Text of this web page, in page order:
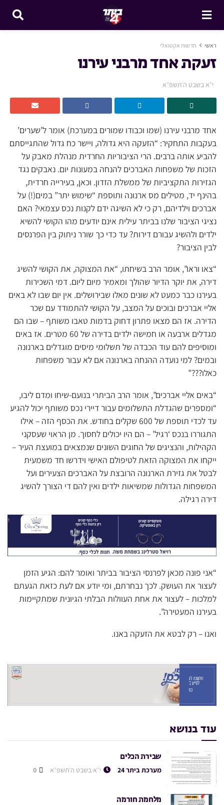
ראשי חדשות אקטואלי
זעקת אחד מרבני עירנו
י״א בשבט ה׳תשפ״א
אחד מרבני עירנו (שמו וכבודו שמורים במערכת) אומר ל’שערים’
בעקבות התחקיר: “הזעקה היא גדולה, ויישר כח גדול שהתגייסתם
להביע אותה ברבים. הרי הציבוריות החרדית מנהלת מאבק על
הזכות של משפחות האברכים להנחה במעונות יום. נאבקים נגד
הגזירות התקציביות של ממשלת הזדון. וכאן, בעירייה חרדית,
בהינף יד, מטילים מס ארנונה ותוספת “שימוש יתר” במים(!) על
אברכים וילדיהם, רק כי לא השיגה ידם לקנות נכס עצמאי? האם
נציגי הציבור שלנו בביתר עילית אינם יודעים מהו הקושי להשיא
ילדים ולהשיג עבורם דירות? עד כדי כך שורר ניתוק בין הפרנסים
לבין הציבור?
“צאו וראו”, אומר הרב בשיחתו, “את המצוקה, את הקושי להשיג
דירה, את יוקר הדיור שהולך ומאמיר מיום ליום. דמי השכירות
בעירנו כבר כמעט לא שונים מאלו שבירושלים. אין יום שבו לא באים
אליי אברכים ובוכים על המצב, על הקושי להתמודד עם שכר
הדירה. אז הם מצאו פתרון דחוק בדמות טאבו משותף – שבו הם
מגדלים ארבעה או חמישה ילדים בדירה של 60 מטרים. אז באים
ומוסיפים להם עוד הכבדה של תשלומי מיסים מוגדלים בארנונה
ובמים? למי נועדה ההנחה בארנונה אם לא עבור משפחות
כאלו???”
“באים אליי אברכים”, אומר הרב הביתרי בנועם-שיחו ומדם ליבו,
“ומספרים שהגדלת התשלומים עבור דיירי נכס משותף יכול להגיע
עד לכדי תוספת של 600 שקלים בחודש. את הכסף הזה – אילו
התגוררו בנכס ‘רגיל’ – הם היו יכולים לחסוך. מן הראוי שעסקני
הקהילות, והנציגים של החוגים השונים שנמצאים במועצת העיר –
ייקחו את המצוקה הזאת לטיפולם האישי וידרשו חד משמעית
לבטל את גזירת הארנונה הרובצת על האברכים הצעירים ועל
המשפחות הגדולות שמשיאות ילדים ואין להם די הצורך להשיג
דירה רגילה.
“אני פונה מכאן לפרנסי הציבור בביתר ואומר להם: הגיע הזמן
לעצור את העושק. לכך נבחרתם, ומי יודע אם לעת כזאת הגעתם
למלכות – לעצור את אחת העוולות הבלתי הגיונית שמתקיימות
בעירנו המעטירה”.
ואנו – רק לבטא את הזעקה באנו.
עוד בנושא
שבירת הכלים
מערכת ביתר 24 י״א בשבט ה׳תשפ״א
מלחמת חורמה